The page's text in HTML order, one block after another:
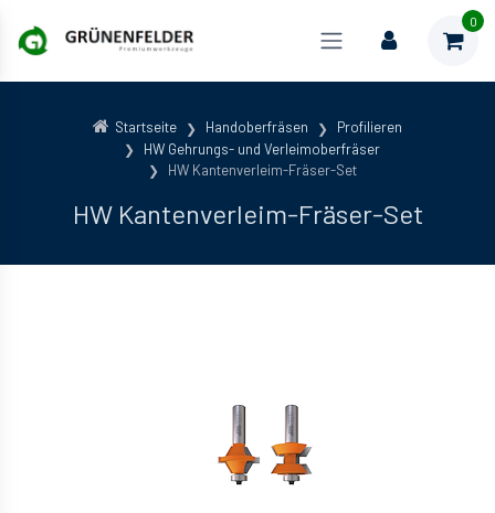
0
Startseite Handoberfräsen
Profilieren
HW Gehrungs- und Verleimoberfräser
HW Kantenverleim-Fräser-Set
HW Kantenverleim-Fräser-Set